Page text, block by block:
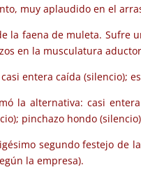
muy aplaudido en el
la faena de muleta. Sufre
en la musculatura
entera caída (silencio);
la alternativa: casi
pinchazo hondo
segundo festejo
la empresa).